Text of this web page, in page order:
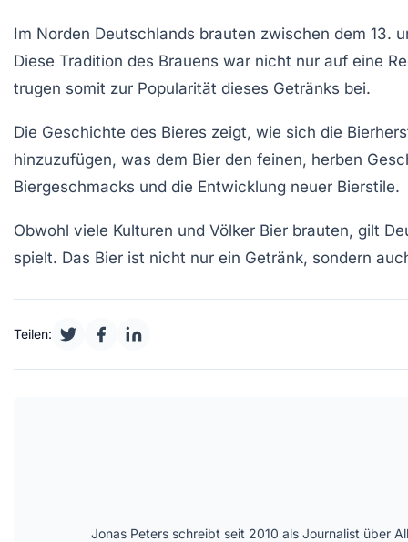
Im Norden Deutschlands brauten zwischen dem 13.
Diese Tradition des Brauens war nicht nur auf eine
trugen somit zur Popularität dieses Getränks bei.
Die Geschichte des Bieres zeigt, wie sich die
hinzuzufügen, was dem Bier den feinen, herben
Biergeschmacks und die Entwicklung neuer Bierstile.
Obwohl viele Kulturen und Völker Bier brauten, gilt
spielt. Das Bier ist nicht nur ein Getränk, sondern
Teilen:
Jonas Peters schreibt seit 2010 als Journalist über